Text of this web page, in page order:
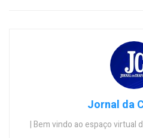
Jornal da
| Bem vindo ao espaço virtual